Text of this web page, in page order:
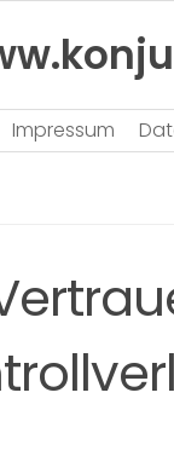
Impressum